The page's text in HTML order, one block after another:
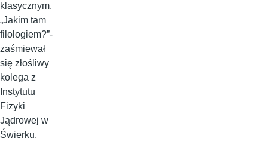
klasycznym.
„Jakim tam
filologiem?”-
zaśmiewał
się złośliwy
kolega z
Instytutu
Fizyki
Jądrowej w
Świerku,